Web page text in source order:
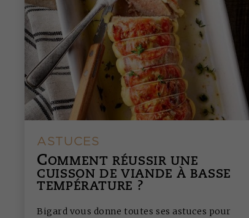
ASTUCES
COMMENT RÉUSSIR UNE
CUISSON DE VIANDE À BASSE
TEMPÉRATURE ?
Bigard vous donne toutes ses astuces pour